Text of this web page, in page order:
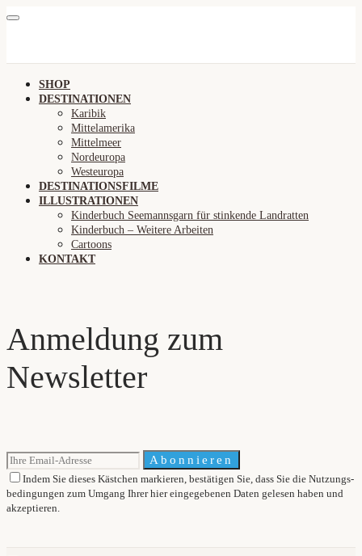
SHOP
DESTINATIONEN
Karibik
Mittelamerika
Mittelmeer
Nordeuropa
Westeuropa
DESTINATIONSFILME
ILLUSTRATIONEN
Kinderbuch Seemannsgarn für stinkende Landratten
Kinderbuch – Weitere Arbeiten
Cartoons
KONTAKT
Anmeldung zum
Newsletter
Abonnieren
Indem Sie dieses Kästchen markieren, bestätigen Sie, dass Sie die Nutzungs-
bedingungen zum Umgang Ihrer hier eingegebenen Daten gelesen haben und
akzeptieren.